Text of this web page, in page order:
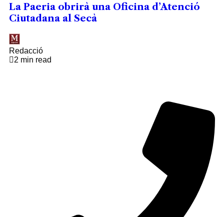
La Paeria obrirà una Oficina d’Atenció
Ciutadana al Secà
Redacció
2 min read